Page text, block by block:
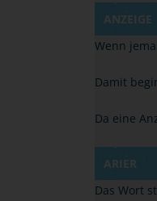
ANZEIGE
Wenn
Damit
Da eine
ARIER
Das Wort